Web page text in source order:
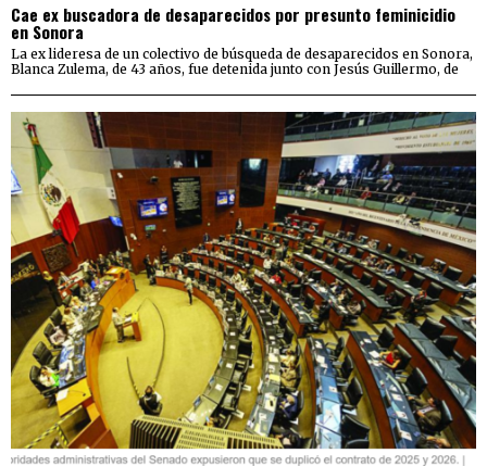
Cae ex buscadora de desaparecidos por presunto feminicidio
en Sonora
La ex lideresa de un colectivo de búsqueda de desaparecidos en Sonora,
Blanca Zulema, de 43 años, fue detenida junto con Jesús Guillermo, de